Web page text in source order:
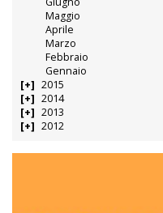
Maggio
Aprile
Marzo
Febbraio
Gennaio
2015
2014
2013
2012